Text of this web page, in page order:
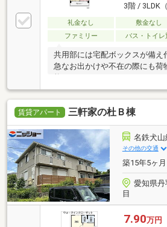
3階 / 3LDK
礼金なし 敷金なし
ファミリー
バス・トイレ
共用部には宅配ボックスが備え
急なお出かけや不在の際にも荷
賃貸アパート 三軒家の杜Ｂ棟
名鉄犬山
その他の交通
築15年5ヶ
愛知県
目
7.90万円